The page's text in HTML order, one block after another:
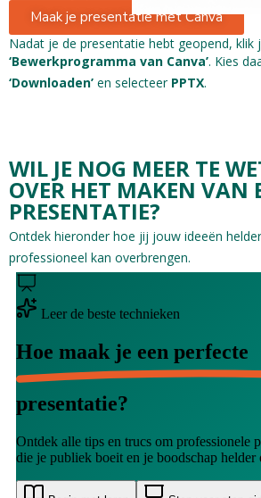
Maak je presentatie met Canva
Nadat je de presentatie hebt geopend, klik
‘Bewerkprogramma van Canva’. Kies
‘Downloaden’ en selecteer PPTX.
WIL JE NOG MEER TE
OVER HET MAKEN VAN
PRESENTATIE?
Ontdek hieronder hoe jij jouw ideeën
professioneel kan overbrengen.